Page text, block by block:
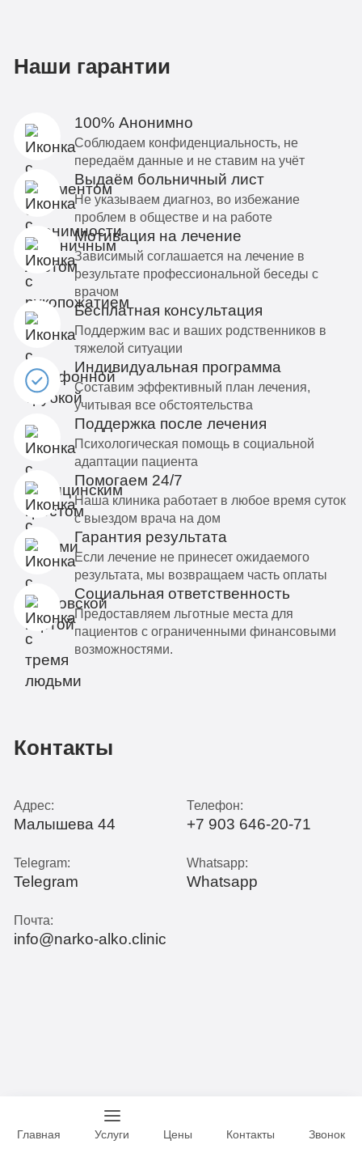
Наши гарантии
100% Анонимно
Соблюдаем конфиденциальность, не
передаём данные и не ставим на учёт
Выдаём больничный лист
Не указываем диагноз, во избежание
проблем в обществе и на работе
Мотивация на лечение
Зависимый соглашается на лечение в
результате профессиональной беседы с
врачом
Бесплатная консультация
Поддержим вас и ваших родственников в
тяжелой ситуации
Индивидуальная программа
Составим эффективный план лечения,
учитывая все обстоятельства
Поддержка после лечения
Психологическая помощь в социальной
адаптации пациента
Помогаем 24/7
Наша клиника работает в любое время суток
с выездом врача на дом
Гарантия результата
Если лечение не принесет ожидаемого
результата, мы возвращаем часть оплаты
Социальная ответственность
Предоставляем льготные места для
пациентов с ограниченными финансовыми
возможностями.
Контакты
Адрес:
Малышева 44
Телефон:
+7 903 646-20-71
Telegram:
Telegram
Whatsapp:
Whatsapp
Почта:
info@narko-alko.clinic
Главная Услуги Цены Контакты Звонок